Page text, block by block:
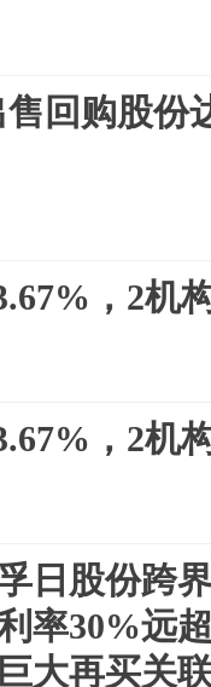
回购股份
，2机
，2机
日股份跨
率30%远
巨大再买关